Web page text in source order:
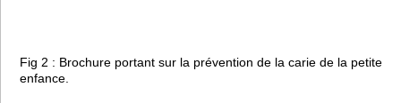
Fig 2 : Brochure portant sur la prévention de la carie de la petite
enfance.